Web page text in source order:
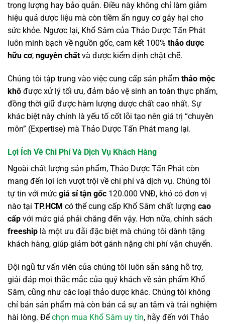
trọng lượng hay bảo quản. Điều này không chỉ làm giảm
hiệu quả dược liệu mà còn tiềm ẩn nguy cơ gây hại cho
sức khỏe. Ngược lại, Khổ Sâm của Thảo Dược Tấn Phát
luôn minh bạch về nguồn gốc, cam kết 100% thảo dược
hữu cơ, nguyên chất và được kiểm định chặt chẽ.
Chúng tôi tập trung vào việc cung cấp sản phẩm thảo mộc
khô được xử lý tối ưu, đảm bảo vệ sinh an toàn thực phẩm,
đồng thời giữ được hàm lượng dược chất cao nhất. Sự
khác biệt này chính là yếu tố cốt lõi tạo nên giá trị “chuyên
môn” (Expertise) mà Thảo Dược Tấn Phát mang lại.
Lợi Ích Về Chi Phí Và Dịch Vụ Khách Hàng
Ngoài chất lượng sản phẩm, Thảo Dược Tấn Phát còn
mang đến lợi ích vượt trội về chi phí và dịch vụ. Chúng tôi
tự tin với mức giá sỉ tận gốc 120.000 VNĐ, khó có đơn vị
nào tại TP.HCM có thể cung cấp Khổ Sâm chất lượng cao
cấp với mức giá phải chăng đến vậy. Hơn nữa, chính sách
freeship là một ưu đãi đặc biệt mà chúng tôi dành tặng
khách hàng, giúp giảm bớt gánh nặng chi phí vận chuyển.
Đội ngũ tư vấn viên của chúng tôi luôn sẵn sàng hỗ trợ,
giải đáp mọi thắc mắc của quý khách về sản phẩm Khổ
Sâm, cũng như các loại thảo dược khác. Chúng tôi không
chỉ bán sản phẩm mà còn bán cả sự an tâm và trải nghiệm
hài lòng. Đểchọn mua Khổ Sâm uy tín, hãy đến với Thảo